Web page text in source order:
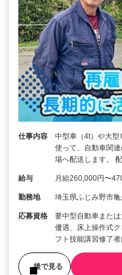
仕事内容
中型車（4t）や大
使って、自動車関
場へ配送します。
給与 月給260,000円〜
勤務地 埼玉県ふじみ野市
応募資格
要中型自動車また
優遇、床上操作式
フト技能講習修了
後で見る